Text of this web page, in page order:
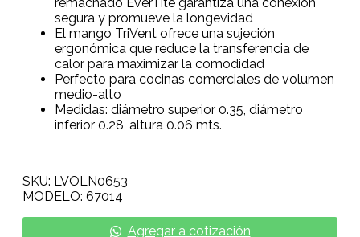
remachado EverTite garantiza una conexión
segura y promueve la longevidad
El mango TriVent ofrece una sujeción
ergonómica que reduce la transferencia de
calor para maximizar la comodidad
Perfecto para cocinas comerciales de volumen
medio-alto
Medidas: diámetro superior 0.35, diámetro
inferior 0.28, altura 0.06 mts.
SKU: LVOLN0653
MODELO: 67014
Agregar a cotización